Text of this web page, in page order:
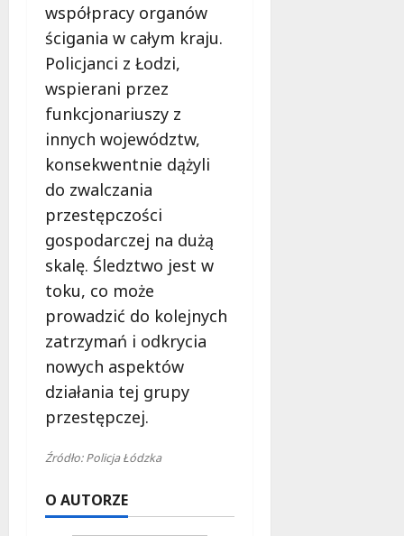
współpracy organów
ścigania w całym kraju.
Policjanci z Łodzi,
wspierani przez
funkcjonariuszy z
innych województw,
konsekwentnie dążyli
do zwalczania
przestępczości
gospodarczej na dużą
skalę. Śledztwo jest w
toku, co może
prowadzić do kolejnych
zatrzymań i odkrycia
nowych aspektów
działania tej grupy
przestępczej.
Źródło: Policja Łódzka
O AUTORZE